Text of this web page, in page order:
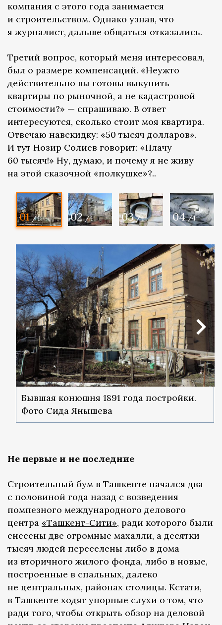
компания с этого года занимается
и строительством. Однако узнав, что
я журналист, дальше общаться отказались.
Третий вопрос, который меня интересовал,
был о размере компенсаций. «Неужто
действительно вы готовы выкупить
квартиры по рыночной, а не кадастровой
стоимости?» — спрашиваю. В ответ
интересуются, сколько стоит моя квартира.
Отвечаю навскидку: «50 тысяч долларов».
И тут Нозир Солиев говорит: «Плачу
60 тысяч!» Ну, думаю, и почему я не живу
на этой сказочной «полкушке»?..
01 /4 02 /4 03 /4 04 /4
Бывшая конюшня 1891 года постройки.
Фото Сида Янышева
Не первые и не последние
Строительный бум в Ташкенте начался два
с половиной года назад с возведения
помпезного международного делового
центра «Ташкент-Сити», ради которого были
снесены две огромные махалли, а десятки
тысяч людей переселены либо в дома
из вторичного жилого фонда, либо в новые,
построенные в спальных, далеко
не центральных, районах столицы. Кстати,
в Ташкенте ходят упорные слухи о том, что
ради того, чтобы открыть обзор на деловой